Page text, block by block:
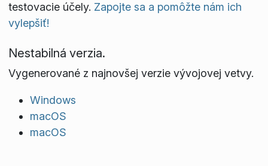
testovacie účely. Zapojte sa a pomôžte nám ich
vylepšiť!
Nestabilná verzia.
Vygenerované z najnovšej verzie vývojovej vetvy.
Windows
macOS
macOS